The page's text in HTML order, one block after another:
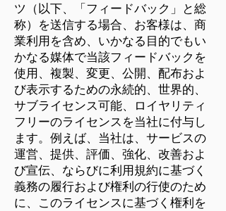
ツ（以下、「フィードバック」と総
称）を送信する場合、お客様は、商
業利用を含め、いかなる目的でもい
かなる媒体で当該フィードバックを
使用、複製、変更、公開、配布およ
び表示するための永続的、世界的、
サブライセンス可能、ロイヤリティ
フリーのライセンスを当社に付与し
ます。例えば、当社は、サービスの
運営、提供、評価、強化、改善およ
び宣伝、ならびに利用規約に基づく
義務の履行および権利の行使のため
に、このライセンスに基づく権利を